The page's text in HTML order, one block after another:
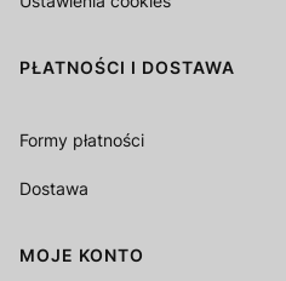
PŁATNOŚCI I DOSTAWA
Formy płatności
Dostawa
MOJE KONTO